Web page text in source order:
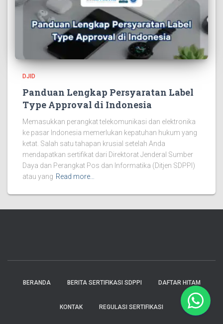
DJID
Panduan Lengkap Persyaratan Label
Type Approval di Indonesia
Memasukkan perangkat telekomunikasi dan elektronika
ke pasar Indonesia memerlukan kepatuhan hukum yang
ketat. Salah satu tahapan krusial setelah Anda
mendapatkan sertifikat dari Direktorat Jenderal Sumber
Daya dan Perangkat Pos dan Informatika (Ditjen SDPPI)
atau yang Read more…
BERANDA BERITA SERTIFIKASI SDPPI DAFTAR HITAM
KONTAK REGULASI SERTIFIKASI